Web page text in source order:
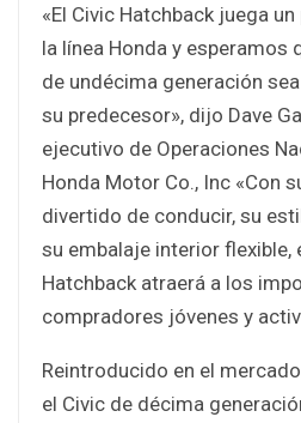
«El Civic Hatchback juega
la línea Honda y esperamos
de undécima generación
su predecesor», dijo Dave
ejecutivo de Operaciones
Honda Motor Co., Inc «Con
divertido de conducir, su
su embalaje interior flexible,
Hatchback atraerá a los
compradores jóvenes y
Reintroducido en el
el Civic de décima